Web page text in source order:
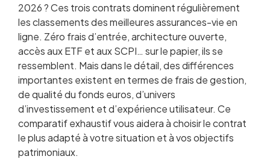
Les fonds euros : rendements et conditions
d’accès
Univers de fonds et ETF disponibles
SCPI et immobilier : un critère décisif
Gestion pilotée : mode d’emploi sur chaque
contrat
Fiscalité et avantages successoraux
Ergonomie et expérience digitale
Quel contrat pour quel profil ?
Notre avis et verdict final
FAQ – Vos questions fréquentes
2026 ? Ces trois contrats dominent régulièrement
les classements des meilleures assurances-vie en
ligne. Zéro frais d’entrée, architecture ouverte,
accès aux ETF et aux SCPI… sur le papier, ils se
ressemblent. Mais dans le détail, des différences
importantes existent en termes de frais de gestion,
de qualité du fonds euros, d’univers
d’investissement et d’expérience utilisateur. Ce
comparatif exhaustif vous aidera à choisir le contrat
le plus adapté à votre situation et à vos objectifs
patrimoniaux.